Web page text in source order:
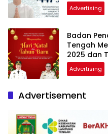
Advertising
Badan
Tengah
2025 dan
Advertising
Advertisement